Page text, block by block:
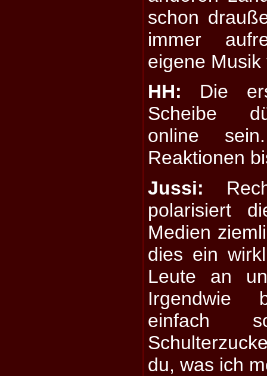
schon
immer
eigene
HH: Die
Scheibe
online
Reaktionen
Jussi:
polarisiert
Medien
dies ein
Leute an
Irgendwie
einfach
du, was ich